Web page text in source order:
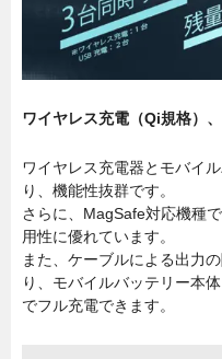
ワイヤレス充電（Qi規格）
ワイヤレス充電器とモバイ
り、機能性抜群です。
さらに、MagSafe対応機種
用性に優れています。
また、ケーブルによる出力
り、モバイルバッテリー本
でフル充電できます。